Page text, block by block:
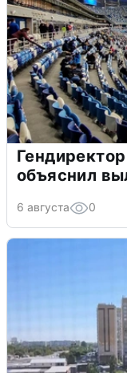
объяснил
6 августа 0